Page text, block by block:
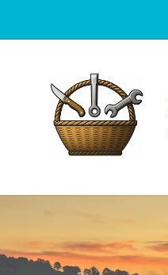
content
main
footer